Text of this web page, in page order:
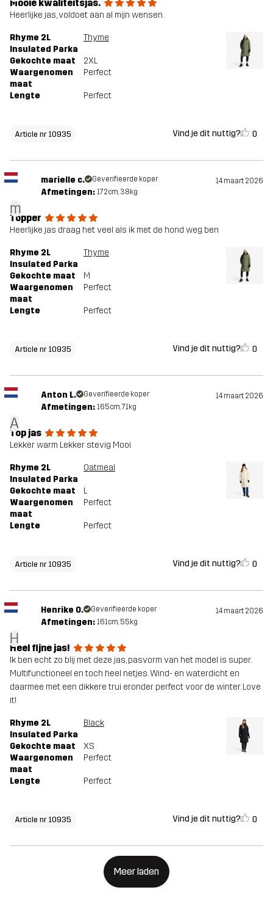
Mooie kwaliteitsjas.
Heerlijke jas, voldoet aan al mijn wensen.
Rhyme 2L
Insulated Parka
Thyme
Gekochte maat
2XL
Waargenomen
maat
Perfect
Lengte Perfect
Article nr 10935 Vind je dit nuttig? 0
m
marielle c. Geverifieerde koper 14 maart 2026
Afmetingen: 172cm, 38kg
Topper
Heerlijke jas draag het veel als ik met de hond weg ben
Rhyme 2L
Insulated Parka
Thyme
Gekochte maat
M
Waargenomen
maat
Perfect
Lengte Perfect
Article nr 10935 Vind je dit nuttig? 0
A
Anton L. Geverifieerde koper 14 maart 2026
Afmetingen: 165cm, 71kg
Top jas
Lekker warm Lekker stevig Mooi
Rhyme 2L
Insulated Parka
Oatmeal
Gekochte maat
L
Waargenomen
maat
Perfect
Lengte Perfect
Article nr 10935 Vind je dit nuttig? 0
H
Henrike O. Geverifieerde koper 14 maart 2026
Afmetingen: 161cm, 55kg
Heel fijne jas!
Ik ben echt zo blij met deze jas, pasvorm van het model is super.
Multifunctioneel en toch heel netjes. Wind- en waterdicht en
daarmee met een dikkere trui eronder perfect voor de winter. Love
it!
Rhyme 2L
Insulated Parka
Black
Gekochte maat
XS
Waargenomen
maat
Perfect
Lengte Perfect
Article nr 10935 Vind je dit nuttig? 0
Meer laden